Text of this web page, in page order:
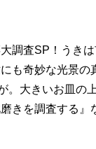
調査SP！うき
も奇妙な光景の
。大きいお皿
きを調査する』